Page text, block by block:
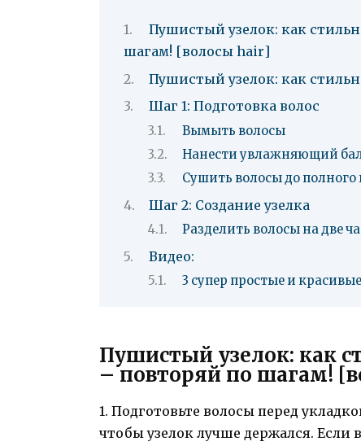
Пушистый узелок: как
шагам! [волосы hair]
Пушистый узелок: как
Шаг 1: Подготовка волос
Вымыть волосы
Нанести увлажняющий
Сушить волосы до
Шаг 2: Создание узелка
Разделить волосы на две
Видео:
3 супер простые и
Пушистый узелок: как
– повторяй по шагам!
1. Подготовьте волосы перед
чтобы узелок лучше держался.